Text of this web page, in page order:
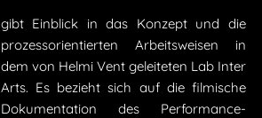
gibt Einblick in das Konzept und die
prozessorientierten Arbeitsweisen in
dem von Helmi Vent geleiteten Lab Inter
Arts. Es bezieht sich auf die filmische
Dokumentation des Performance-